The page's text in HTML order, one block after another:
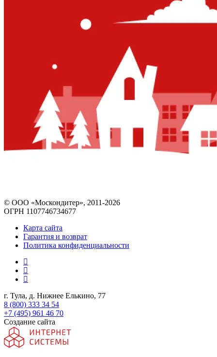
© ООО «Москондитер», 2011-2026
ОГРН 1107746734677
Карта сайта
Гарантия и возврат
Политика конфиденциальности
г. Тула, д. Нижнее Елькино, 77
8 (800) 333 34 54
+7 (495) 961 46 70
Создание сайта